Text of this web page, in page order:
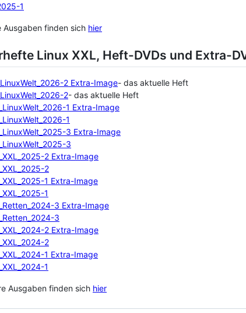
1
Ausgaben finden sich hier
Linux XXL, Heft-DVDs und Extra-
2 Extra-Image- das aktuelle Heft
2- das aktuelle Heft
1 Extra-Image
1
3 Extra-Image
3
2 Extra-Image
2
1 Extra-Image
1
3 Extra-Image
3
2 Extra-Image
2
1 Extra-Image
1
Ausgaben finden sich hier